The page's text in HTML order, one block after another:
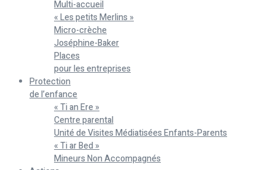
Multi-accueil
« Les petits Merlins »
Micro-crèche
Joséphine-Baker
Places
pour les entreprises
Protection
de l’enfance
« Ti an Ere »
Centre parental
Unité de Visites Médiatisées Enfants-Parents
« Ti ar Bed »
Mineurs Non Accompagnés